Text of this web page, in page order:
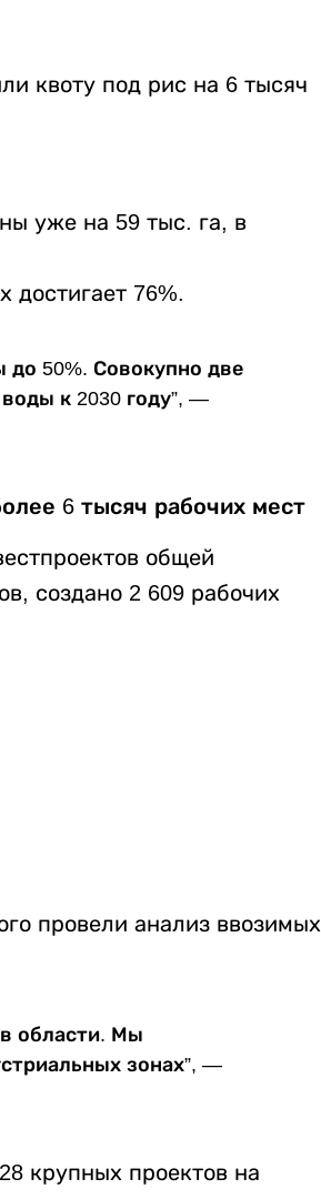
квоту под рис на 6 тысяч
уже на 59 тыс. га, в
достигает 76%.
50%. Совокупно две
к 2030 году”, —
6 тысяч рабочих мест
общей
создано 2 609 рабочих
провели анализ ввозимых
области. Мы
зонах”, —
крупных проектов на